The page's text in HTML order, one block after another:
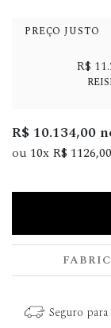
PREÇO JUSTO
R$
R$ 10.134,00
ou 10x R$ 1126,00
Seguro